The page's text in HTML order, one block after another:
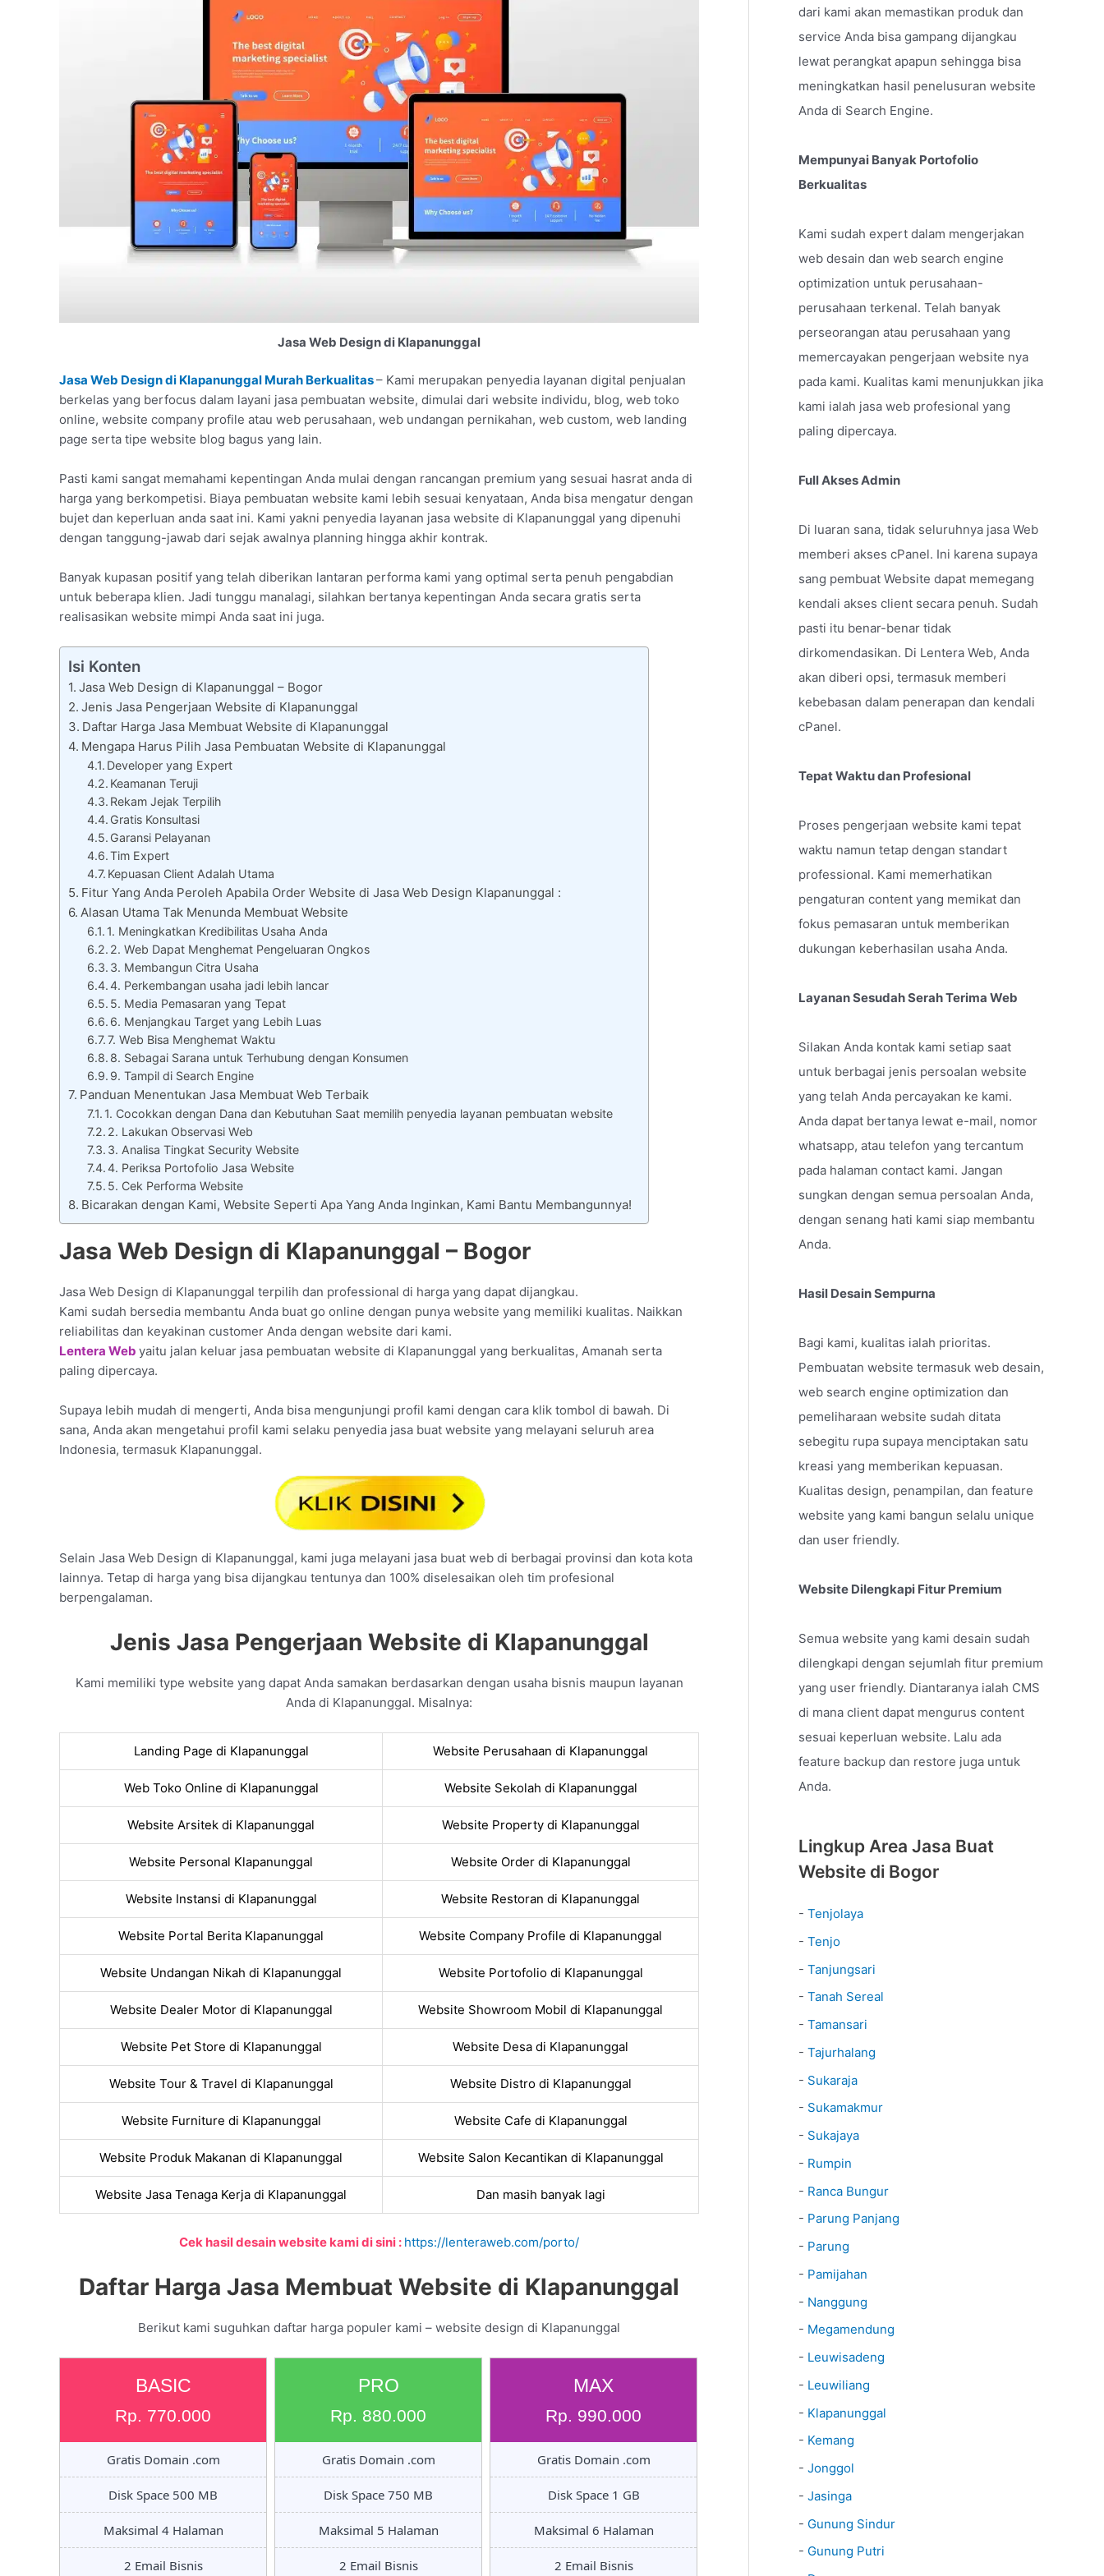
Jasa Web Design di Klapanunggal
Jasa Web Design di Klapanunggal Murah Berkualitas– Kami merupakan penyedia layanan digital penjualan
berkelas yang berfocus dalam layani jasa pembuatan website, dimulai dari website individu, blog, web toko
online, website company profile atau web perusahaan, web undangan pernikahan, web custom, web landing
page serta tipe website blog bagus yang lain.
Pasti kami sangat memahami kepentingan Anda mulai dengan rancangan premium yang sesuai hasrat anda di
harga yang berkompetisi. Biaya pembuatan website kami lebih sesuai kenyataan, Anda bisa mengatur dengan
bujet dan keperluan anda saat ini. Kami yakni penyedia layanan jasa website di Klapanunggal yang dipenuhi
dengan tanggung-jawab dari sejak awalnya planning hingga akhir kontrak.
Banyak kupasan positif yang telah diberikan lantaran performa kami yang optimal serta penuh pengabdian
untuk beberapa klien. Jadi tunggu manalagi, silahkan bertanya kepentingan Anda secara gratis serta
realisasikan website mimpi Anda saat ini juga.
Isi Konten
Jasa Web Design di Klapanunggal – Bogor
Jenis Jasa Pengerjaan Website di Klapanunggal
Daftar Harga Jasa Membuat Website di Klapanunggal
Mengapa Harus Pilih Jasa Pembuatan Website di Klapanunggal
Developer yang Expert
Keamanan Teruji
Rekam Jejak Terpilih
Gratis Konsultasi
Garansi Pelayanan
Tim Expert
Kepuasan Client Adalah Utama
Fitur Yang Anda Peroleh Apabila Order Website di Jasa Web Design Klapanunggal :
Alasan Utama Tak Menunda Membuat Website
1. Meningkatkan Kredibilitas Usaha Anda
2. Web Dapat Menghemat Pengeluaran Ongkos
3. Membangun Citra Usaha
4. Perkembangan usaha jadi lebih lancar
5. Media Pemasaran yang Tepat
6. Menjangkau Target yang Lebih Luas
7. Web Bisa Menghemat Waktu
8. Sebagai Sarana untuk Terhubung dengan Konsumen
9. Tampil di Search Engine
Panduan Menentukan Jasa Membuat Web Terbaik
1. Cocokkan dengan Dana dan Kebutuhan Saat memilih penyedia layanan pembuatan website
2. Lakukan Observasi Web
3. Analisa Tingkat Security Website
4. Periksa Portofolio Jasa Website
5. Cek Performa Website
Bicarakan dengan Kami, Website Seperti Apa Yang Anda Inginkan, Kami Bantu Membangunnya!
Jasa Web Design di Klapanunggal – Bogor
Jasa Web Design di Klapanunggal terpilih dan professional di harga yang dapat dijangkau.
Kami sudah bersedia membantu Anda buat go online dengan punya website yang memiliki kualitas. Naikkan
reliabilitas dan keyakinan customer Anda dengan website dari kami.
Lentera Web yaitu jalan keluar jasa pembuatan website di Klapanunggal yang berkualitas, Amanah serta
paling dipercaya.
Supaya lebih mudah di mengerti, Anda bisa mengunjungi profil kami dengan cara klik tombol di bawah. Di
sana, Anda akan mengetahui profil kami selaku penyedia jasa buat website yang melayani seluruh area
Indonesia, termasuk Klapanunggal.
Selain Jasa Web Design di Klapanunggal, kami juga melayani jasa buat web di berbagai provinsi dan kota kota
lainnya. Tetap di harga yang bisa dijangkau tentunya dan 100% diselesaikan oleh tim profesional
berpengalaman.
Jenis Jasa Pengerjaan Website di Klapanunggal
Kami memiliki type website yang dapat Anda samakan berdasarkan dengan usaha bisnis maupun layanan
Anda di Klapanunggal. Misalnya:
Landing Page di Klapanunggal Website Perusahaan di Klapanunggal
Web Toko Online di Klapanunggal Website Sekolah di Klapanunggal
Website Arsitek di Klapanunggal Website Property di Klapanunggal
Website Personal Klapanunggal Website Order di Klapanunggal
Website Instansi di Klapanunggal Website Restoran di Klapanunggal
Website Portal Berita Klapanunggal Website Company Profile di Klapanunggal
Website Undangan Nikah di Klapanunggal Website Portofolio di Klapanunggal
Website Dealer Motor di Klapanunggal Website Showroom Mobil di Klapanunggal
Website Pet Store di Klapanunggal Website Desa di Klapanunggal
Website Tour & Travel di Klapanunggal Website Distro di Klapanunggal
Website Furniture di Klapanunggal Website Cafe di Klapanunggal
Website Produk Makanan di Klapanunggal Website Salon Kecantikan di Klapanunggal
Website Jasa Tenaga Kerja di Klapanunggal Dan masih banyak lagi
Cek hasil desain website kami di sini : https://lenteraweb.com/porto/
Daftar Harga Jasa Membuat Website di Klapanunggal
Berikut kami suguhkan daftar harga populer kami – website design di Klapanunggal
BASIC
Rp. 770.000
Gratis Domain .com
Disk Space 500 MB
Maksimal 4 Halaman
2 Email Bisnis
PRO
Rp. 880.000
Gratis Domain .com
Disk Space 750 MB
Maksimal 5 Halaman
2 Email Bisnis
MAX
Rp. 990.000
Gratis Domain .com
Disk Space 1 GB
Maksimal 6 Halaman
2 Email Bisnis
dari kami akan memastikan produk dan
service Anda bisa gampang dijangkau
lewat perangkat apapun sehingga bisa
meningkatkan hasil penelusuran website
Anda di Search Engine.
Mempunyai Banyak Portofolio
Berkualitas
Kami sudah expert dalam mengerjakan
web desain dan web search engine
optimization untuk perusahaan-
perusahaan terkenal. Telah banyak
perseorangan atau perusahaan yang
memercayakan pengerjaan website nya
pada kami. Kualitas kami menunjukkan jika
kami ialah jasa web profesional yang
paling dipercaya.
Full Akses Admin
Di luaran sana, tidak seluruhnya jasa Web
memberi akses cPanel. Ini karena supaya
sang pembuat Website dapat memegang
kendali akses client secara penuh. Sudah
pasti itu benar-benar tidak
dirkomendasikan. Di Lentera Web, Anda
akan diberi opsi, termasuk memberi
kebebasan dalam penerapan dan kendali
cPanel.
Tepat Waktu dan Profesional
Proses pengerjaan website kami tepat
waktu namun tetap dengan standart
professional. Kami memerhatikan
pengaturan content yang memikat dan
fokus pemasaran untuk memberikan
dukungan keberhasilan usaha Anda.
Layanan Sesudah Serah Terima Web
Silakan Anda kontak kami setiap saat
untuk berbagai jenis persoalan website
yang telah Anda percayakan ke kami.
Anda dapat bertanya lewat e-mail, nomor
whatsapp, atau telefon yang tercantum
pada halaman contact kami. Jangan
sungkan dengan semua persoalan Anda,
dengan senang hati kami siap membantu
Anda.
Hasil Desain Sempurna
Bagi kami, kualitas ialah prioritas.
Pembuatan website termasuk web desain,
web search engine optimization dan
pemeliharaan website sudah ditata
sebegitu rupa supaya menciptakan satu
kreasi yang memberikan kepuasan.
Kualitas design, penampilan, dan feature
website yang kami bangun selalu unique
dan user friendly.
Website Dilengkapi Fitur Premium
Semua website yang kami desain sudah
dilengkapi dengan sejumlah fitur premium
yang user friendly. Diantaranya ialah CMS
di mana client dapat mengurus content
sesuai keperluan website. Lalu ada
feature backup dan restore juga untuk
Anda.
Lingkup Area Jasa Buat
Website di Bogor
- Tenjolaya
- Tenjo
- Tanjungsari
- Tanah Sereal
- Tamansari
- Tajurhalang
- Sukaraja
- Sukamakmur
- Sukajaya
- Rumpin
- Ranca Bungur
- Parung Panjang
- Parung
- Pamijahan
- Nanggung
- Megamendung
- Leuwisadeng
- Leuwiliang
- Klapanunggal
- Kemang
- Jonggol
- Jasinga
- Gunung Sindur
- Gunung Putri